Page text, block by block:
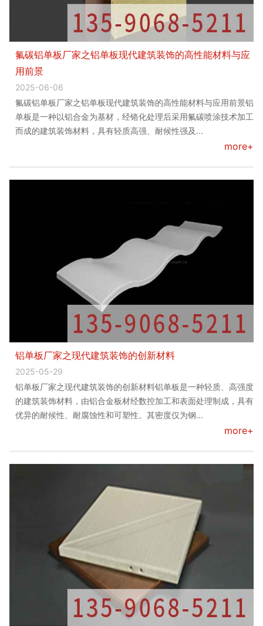
氟碳铝单板厂家之铝单板现代建筑装饰的高性能材料与应
用前景
2025-06-06
氟碳铝单板厂家之铝单板现代建筑装饰的高性能材料与应用前景铝
单板是一种以铝合金为基材，经铬化处理后采用氟碳喷涂技术加工
而成的建筑装饰材料，具有轻质高强、耐候性强及...
more+
铝单板厂家之现代建筑装饰的创新材料
2025-05-29
铝单板厂家之现代建筑装饰的创新材料铝单板是一种轻质、高强度
的建筑装饰材料，由铝合金板材经数控加工和表面处理制成，具有
优异的耐候性、耐腐蚀性和可塑性。其密度仅为钢...
more+